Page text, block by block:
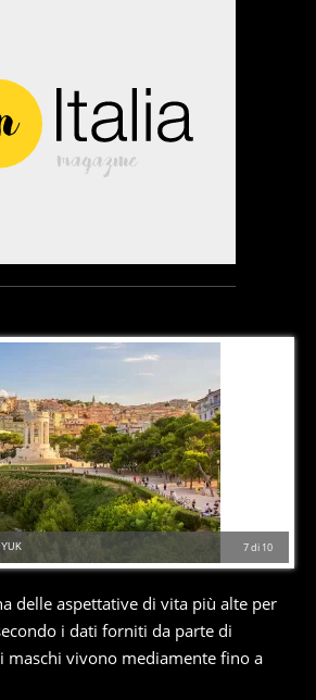
7di 10
delle aspettative di vita più alte per
i dati forniti da parte di
maschi vivono mediamente fino a